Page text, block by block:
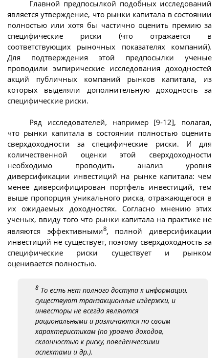
Главной предпосылкой подобных исследований
является утверждение, что рынки капитала в состоянии
полностью или хотя бы частично оценить премию за
специфические риски (что отражается в
соответствующих рыночных показателях компаний).
Для подтверждения этой предпосылки ученые
проводили эмпирические исследования доходностей
акций публичных компаний рынков капитала, из
которых выделяли дополнительную доходность за
специфические риски.
Ряд исследователей, например [9-12], полагал,
что рынки капитала в состоянии полностью оценить
сверхдоходности за специфические риски. И для
количественной оценки этой сверхдоходности
необходимо проводить анализ уровня
диверсификации инвестиций на рынке капитала: чем
менее диверсифицирован портфель инвестиций, тем
выше пропорция уникального риска, отражающегося в
их ожидаемых доходностях. Согласно мнению этих
ученых, ввиду того что рынки капитала на практике не
являются эффективными8, полной диверсификации
инвестиций не существует, поэтому сверхдоходность за
специфические риски существует и рынком
оценивается полностью.
8 То есть нет полного доступа к информации,
существуют транзакционные издержки, и
инвесторы не всегда являются
рациональными и различаются по своим
характеристикам (по уровню доходов,
склонностью к риску, поведенческими
аспектами и др.).